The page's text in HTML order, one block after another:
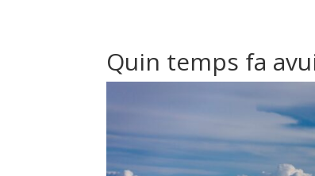
Quin temps fa